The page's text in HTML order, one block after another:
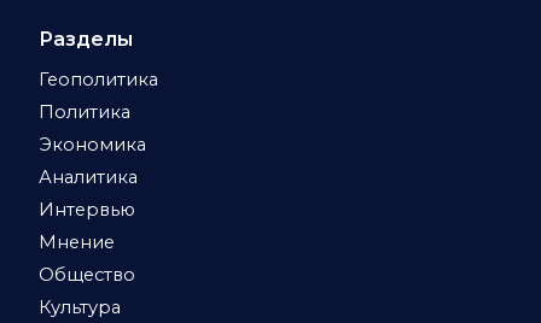
Разделы
Геополитика
Политика
Экономика
Аналитика
Интервью
Мнение
Общество
Культура